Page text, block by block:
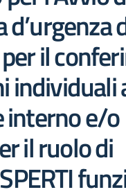
il
individuali
interno e/o
il ruolo di